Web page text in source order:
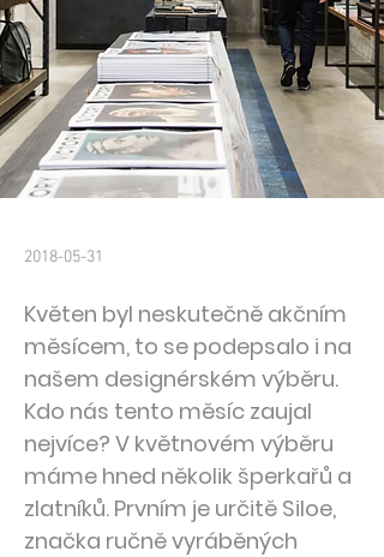
2018-05-31
Květen byl neskutečně akčním
měsícem, to se podepsalo i na
našem designérském výběru.
Kdo nás tento měsíc zaujal
nejvíce? V květnovém výběru
máme hned několik šperkařů a
zlatníků. Prvním je určitě Siloe,
značka ručně vyráběných